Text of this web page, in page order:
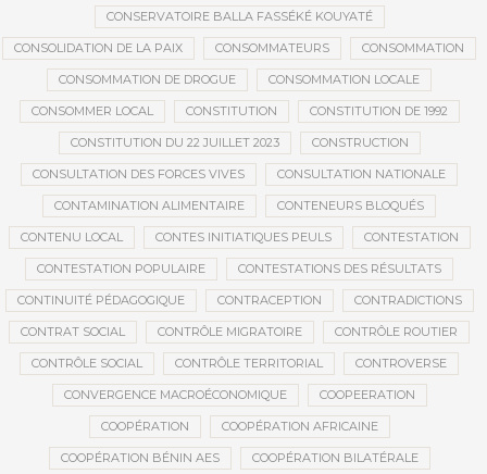
CONSERVATOIRE BALLA FASSÉKÉ KOUYATÉ
CONSOLIDATION DE LA PAIX CONSOMMATEURS CONSOMMATION
CONSOMMATION DE DROGUE CONSOMMATION LOCALE
CONSOMMER LOCAL CONSTITUTION CONSTITUTION DE 1992
CONSTITUTION DU 22 JUILLET 2023 CONSTRUCTION
CONSULTATION DES FORCES VIVES CONSULTATION NATIONALE
CONTAMINATION ALIMENTAIRE CONTENEURS BLOQUÉS
CONTENU LOCAL CONTES INITIATIQUES PEULS CONTESTATION
CONTESTATION POPULAIRE CONTESTATIONS DES RÉSULTATS
CONTINUITÉ PÉDAGOGIQUE CONTRACEPTION CONTRADICTIONS
CONTRAT SOCIAL CONTRÔLE MIGRATOIRE CONTRÔLE ROUTIER
CONTRÔLE SOCIAL CONTRÔLE TERRITORIAL CONTROVERSE
CONVERGENCE MACROÉCONOMIQUE COOPEERATION
COOPÉRATION COOPÉRATION AFRICAINE
COOPÉRATION BÉNIN AES COOPÉRATION BILATÉRALE